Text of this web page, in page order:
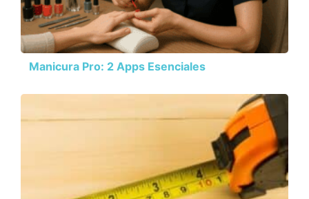
Manicura Pro: 2 Apps Esenciales